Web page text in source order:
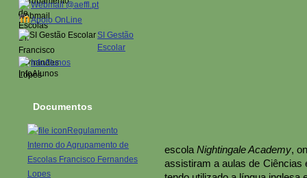
escola Nightingale Academy,
assistiram a aulas de
Webmail @aeffl.pt
Apoio OnLine
SI Gestão
Escolar
InfoAlunos
Documentos
Regulamento
Interno do Agrupamento de
Escolas Francisco Fernandes
Lopes